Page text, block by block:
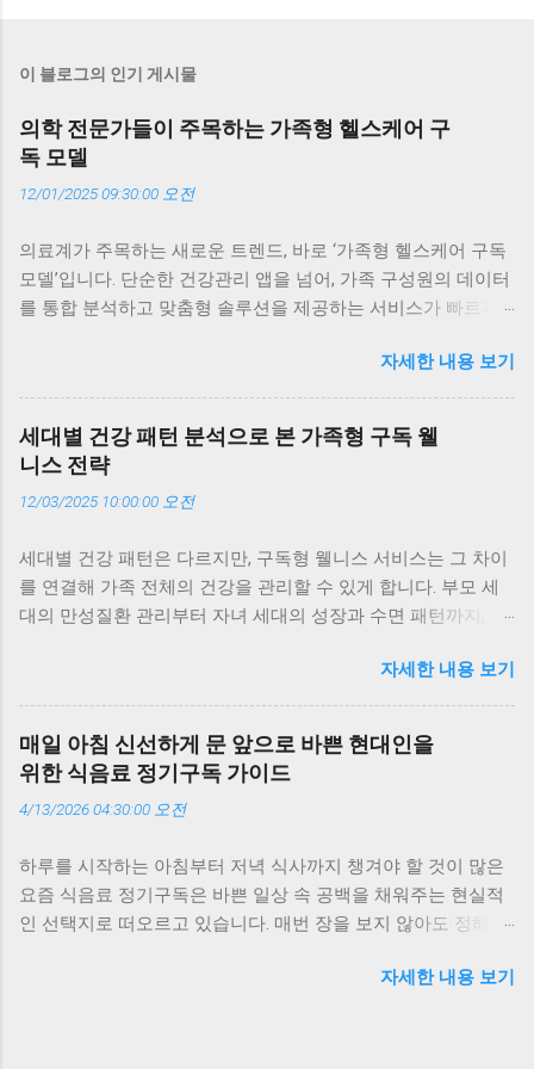
이 블로그의 인기 게시물
의학 전문가들이 주목하는 가족형 헬스케어 구
독 모델
12/01/2025 09:30:00 오전
의료계가 주목하는 새로운 트렌드, 바로 ‘가족형 헬스케어 구독
모델’입니다. 단순한 건강관리 앱을 넘어, 가족 구성원의 데이터
를 통합 분석하고 맞춤형 솔루션을 제공하는 서비스가 빠르게
주목하는지, 실제 의료 현장에서 어떤 변화를 만들어내고 있는
지, 그리고 가족 단위 구독이 개인 건강관리보다 더 효과적인 이
유를 구체적인 사례와 함께 살펴봅니다. 의료계가 주목하는 이
유, ‘지속성과 데이터’ 의학 전문가들이 가족형 헬스케어 구독 모
델에 주목하는 가장 큰 이유는 ‘지속성’과 ‘데이터의 정밀도’입니
다. 기존의 건강관리는 일회성 검진에 의존했지만, 구독형 모델
부모님의 혈압 변화, 자녀의 수면 패턴, 나의 스트레스 지수까지
한눈에 볼 수 있죠. 저도 부모님께 구독 서비스를 선물한 뒤, 매
주 리포트를 함께 보며 식단을 조정하고 있습니다. 이런 지속적
이 커지고 있습니다. 가족 단위 데이터 통합이 만드는 시너지 가
족형 구독 모델의 가장 큰 장점은 ‘데이터 통합’입니다. 가족 구
성원의 건강 데이터를 함께 관리하면, 세대 간 건강 패턴의 차이
를 쉽게 파악할 수 있습니다. 예를 들어, 부모님은 혈압과 혈당,
터링할 수 있죠. 이런 통합 데이터는 의료진에게도 유용합니다.
관 개선 프로그램을 제안하고 있습니다. 저희 집도 가족 건강 점
수를 공유하면서 서로의 변화를 응원하는데, 이런 작은 참여가
건강 루틴을 자연스럽게 만들어줍니다. 전문가들이 말하는 ‘예
방 중심’의 전환 의학계는 가족형 구독 모델을 ‘예방의학의 실현
자세한 내용 보기
세대별 건강 패턴 분석으로 본 가족형 구독 웰
니스 전략
12/03/2025 10:00:00 오전
세대별 건강 패턴은 다르지만, 구독형 웰니스 서비스는 그 차이
를 연결해 가족 전체의 건강을 관리할 수 있게 합니다. 부모 세
대의 만성질환 관리부터 자녀 세대의 성장과 수면 패턴까지, AI
이 글에서는 세대별 건강 데이터를 분석해 가족형 구독 웰니스
가 어떻게 일상 속 건강 루틴을 바꾸는지 실제 경험과 함께 살펴
봅니다. 세대별 건강 패턴, 구독으로 연결하다 가족은 함께 살지
만 건강의 리듬은 세대마다 다릅니다. 부모님은 혈압과 혈당을
걱정하고, 30~40대는 스트레스와 피로 누적이 문제이며, 아이
들은 성장과 수면이 핵심이죠. 예전엔 이런 차이를 감으로만 느
별 건강 패턴을 분석해줍니다. 저도 가족 모두가 같은 구독 서비
스를 이용하면서, 각자의 건강 리포트를 한눈에 볼 수 있게 됐습
니다. 덕분에 “누가 더 걸었나?” 같은 대화가 자연스럽게 생기더
모님 세대에게 구독형 웰니스는 ‘예방 중심의 건강관리’로 작동
자세한 내용 보기
매일 아침 신선하게 문 앞으로 바쁜 현대인을
위한 식음료 정기구독 가이드
4/13/2026 04:30:00 오전
하루를 시작하는 아침부터 저녁 식사까지 챙겨야 할 것이 많은
요즘 식음료 정기구독은 바쁜 일상 속 공백을 채워주는 현실적
인 선택지로 떠오르고 있습니다. 매번 장을 보지 않아도 정해진
의 질을 동시에 끌어올려 줍니다. 이 글에서는 식음료 정기구독
자세한 내용 보기